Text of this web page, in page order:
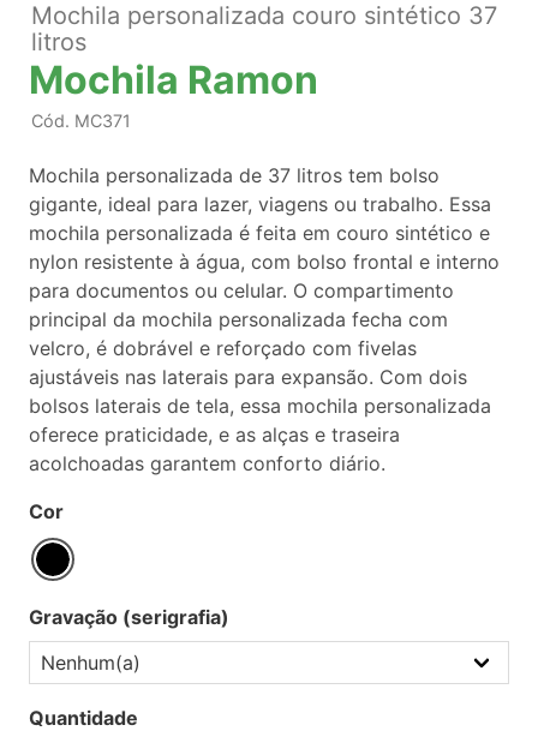
Mochila personalizada couro sintético 37
litros
Mochila Ramon
Cód. MC371
Mochila personalizada de 37 litros tem bolso
gigante, ideal para lazer, viagens ou trabalho. Essa
mochila personalizada é feita em couro sintético e
nylon resistente à água, com bolso frontal e interno
para documentos ou celular. O compartimento
principal da mochila personalizada fecha com
velcro, é dobrável e reforçado com fivelas
ajustáveis nas laterais para expansão. Com dois
bolsos laterais de tela, essa mochila personalizada
oferece praticidade, e as alças e traseira
acolchoadas garantem conforto diário.
Cor
Gravação (serigrafia)
Quantidade